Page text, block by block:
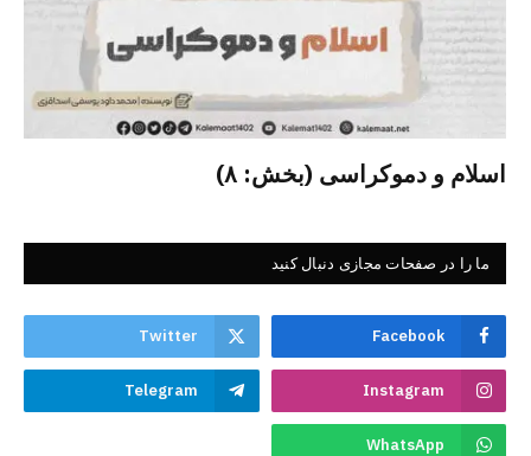
اسلام و دموکراسی (بخش: ۸)
ما را در صفحات مجازی دنبال کنید
Facebook
Twitter
Instagram
Telegram
WhatsApp